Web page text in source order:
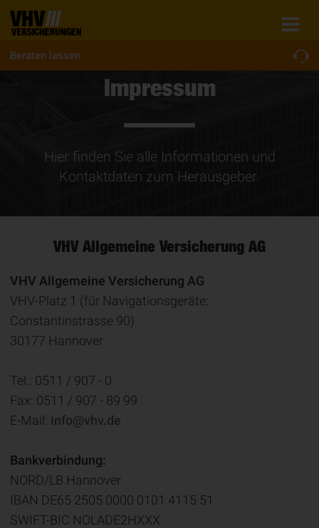
Beraten lassen
Impressum
Hier finden Sie alle Informationen und
Kontaktdaten zum Herausgeber.
VHV Allgemeine Ver­si­che­rung AG
VHV Allgemeine Versicherung AG
VHV-Platz 1 (für Navigationsgeräte:
Constantinstrasse 90)
30177 Hannover
Tel.: 0511 / 907 - 0
Fax: 0511 / 907 - 89 99
E-Mail: info@vhv.de
Bankverbindung:
NORD/LB Hannover
IBAN DE65 2505 0000 0101 4115 51
SWIFT-BIC NOLADE2HXXX